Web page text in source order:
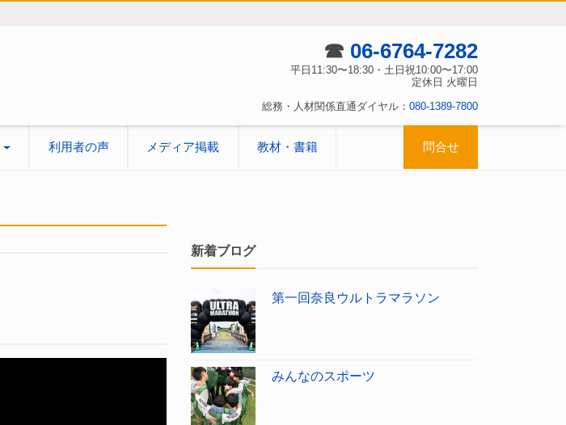
☎ 06-6764-7282
平日11:30〜18:30・土日祝10:00〜17:00
定休日 火曜日
総務・人材関係直通ダイヤル： 080-1389-7800
利用者の声 メディア掲載 教材・書籍 問合せ
新着ブログ
第一回奈良ウルトラマラソン
みんなのスポーツ